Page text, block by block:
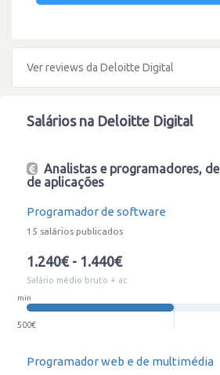
Ver reviews da Deloitte Digital
Salários na Deloitte Digital
Analistas e programadores,
de aplicações
Programador de software
15 salários publicados
1.240€ - 1.440€
Salário médio bruto + ac
min
500€
Programador web e de multimédia